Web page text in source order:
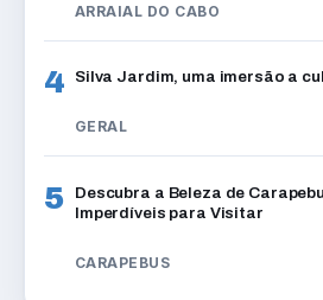
ARRAIAL DO CABO
4 Silva Jardim, uma imersão a
GERAL
5
Descubra a Beleza de
Imperdíveis para Visitar
CARAPEBUS